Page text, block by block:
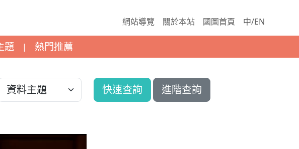
網站導覽 關於本站 國圖首頁 中/EN
題 | 熱門推薦
快速查詢 進階查詢